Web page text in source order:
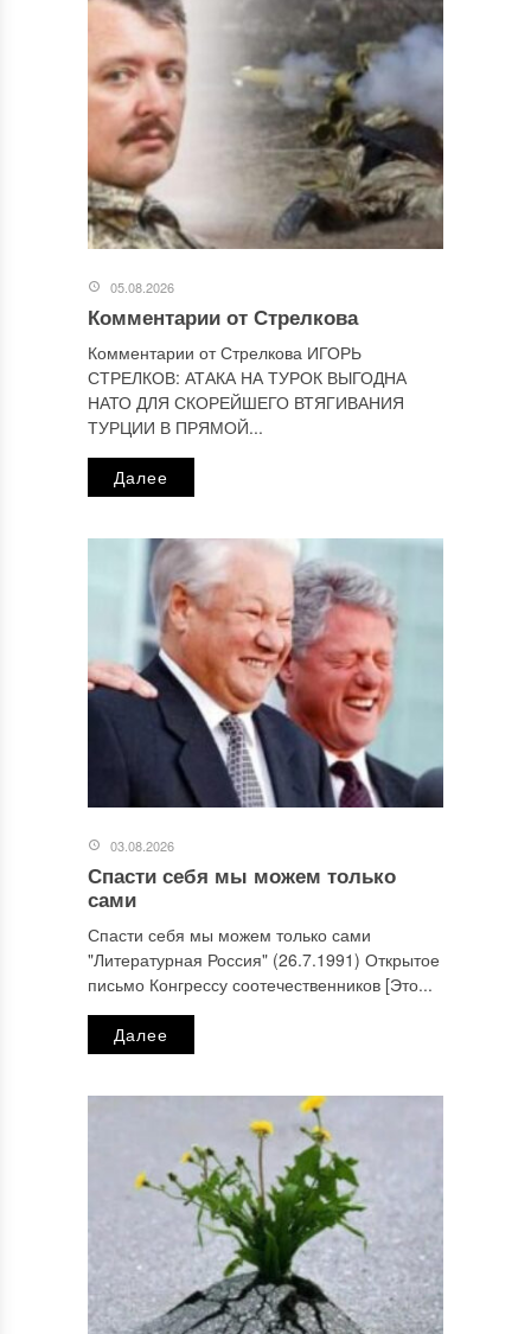
Этот сайт использует Akismet для борьбы со спамом.
Узнайте, как обрабатываются ваши данные комментариев
персональных данных.
05.08.2026
Комментарии от Стрелкова
Комментарии от Стрелкова ИГОРЬ
СТРЕЛКОВ: АТАКА НА ТУРОК ВЫГОДНА
НАТО ДЛЯ СКОРЕЙШЕГО ВТЯГИВАНИЯ
ТУРЦИИ В ПРЯМОЙ...
Далее
03.08.2026
Спасти себя мы можем только
сами
Спасти себя мы можем только сами
"Литературная Россия" (26.7.1991) Открытое
письмо Конгрессу соотечественников [Это...
Далее